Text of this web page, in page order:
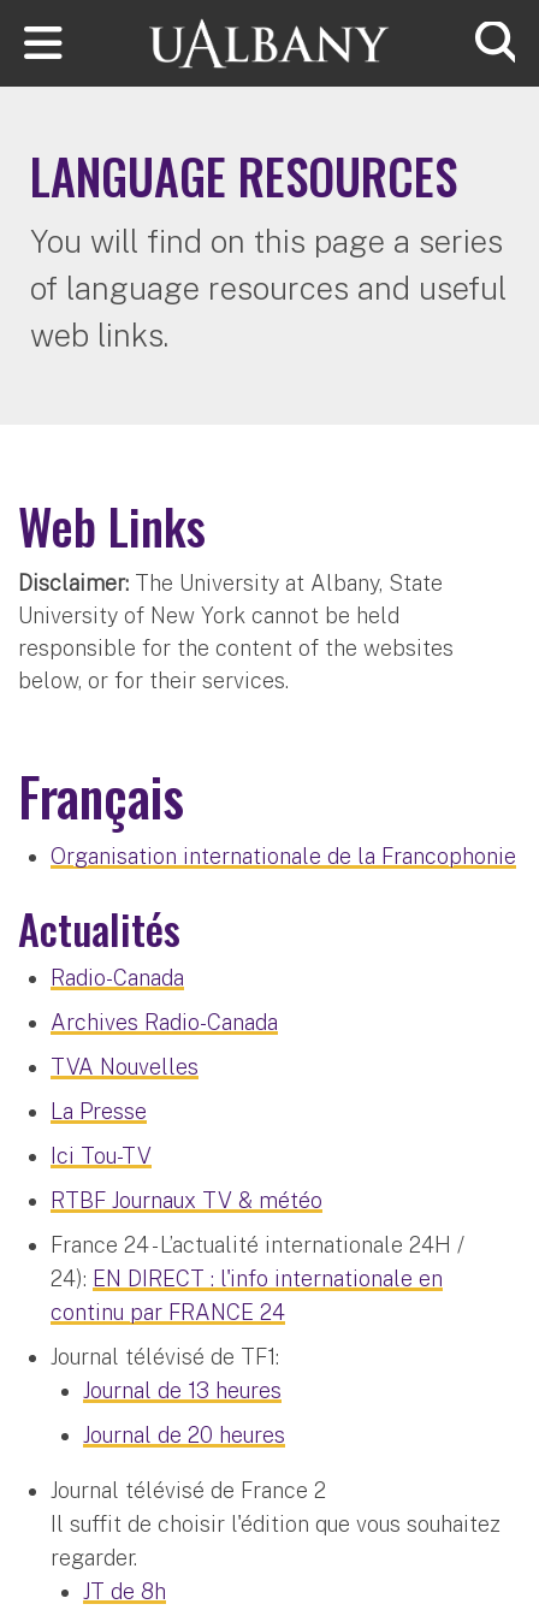
Skip to main content
LANGUAGE RESOURCES
You will find on this page a series
of language resources and useful
web links.
Web Links
Disclaimer: The University at Albany, State
University of New York cannot be held
responsible for the content of the websites
below, or for their services.
Français
Organisation internationale de la Francophonie
Actualités
Radio-Canada
Archives Radio-Canada
TVA Nouvelles
La Presse
Ici Tou-TV
RTBF Journaux TV & météo
France 24 - L’actualité internationale 24H /
24): EN DIRECT : l'info internationale en
continu par FRANCE 24
Journal télévisé de TF1:
Journal de 13 heures
Journal de 20 heures
Journal télévisé de France 2
Il suffit de choisir l'édition que vous souhaitez
regarder.
JT de 8h